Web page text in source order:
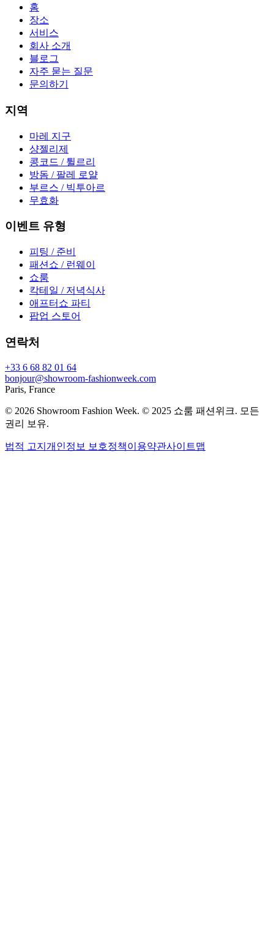
홈
장소
서비스
회사 소개
블로그
자주 묻는 질문
문의하기
지역
마레 지구
샹젤리제
콩코드 / 튈르리
방돔 / 팔레 로얄
부르스 / 빅투아르
무효화
이벤트 유형
피팅 / 준비
패션쇼 / 런웨이
쇼룸
칵테일 / 저녁식사
애프터쇼 파티
팝업 스토어
연락처
+33 6 68 82 01 64
bonjour@showroom-fashionweek.com
Paris, France
© 2026 Showroom Fashion Week. © 2025 쇼룸 패션위크. 모든
권리 보유.
법적 고지 개인정보 보호정책이용약관사이트맵